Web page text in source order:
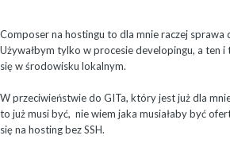
Composer na hostingu to dla mnie raczej sprawa
Używałbym tylko w procesie developingu, a ten i
się w środowisku lokalnym.
W przeciwieństwie do GITa, który jest już dla
to już musi być, nie wiem jaka musiałaby być
się na hosting bez SSH.